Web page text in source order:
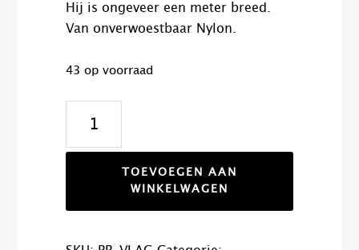
Hij is ongeveer een meter breed.
Van onverwoestbaar Nylon.
43 op voorraad
aantal
TOEVOEGEN AAN
WINKELWAGEN